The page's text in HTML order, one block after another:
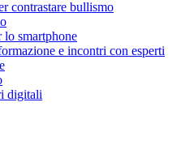
contrastare bullismo
lo smartphone
e incontri con esperti
digitali